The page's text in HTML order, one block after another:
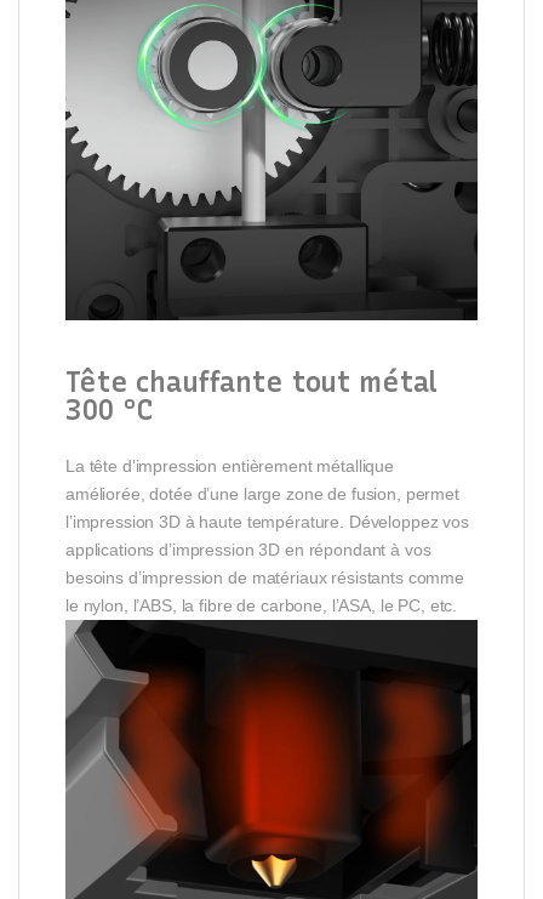
Tête chauffante tout métal
300 °C
La tête d’impression entièrement métallique
améliorée, dotée d’une large zone de fusion, permet
l’impression 3D à haute température. Développez vos
applications d’impression 3D en répondant à vos
besoins d’impression de matériaux résistants comme
le nylon, l’ABS, la fibre de carbone, l’ASA, le PC, etc.